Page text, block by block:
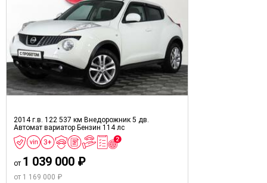
2014 г.в. 122 537 км Внедорожник 5 дв.
Автомат вариатор Бензин 114 лс
от 1 039 000 ₽
от 1 169 000 ₽